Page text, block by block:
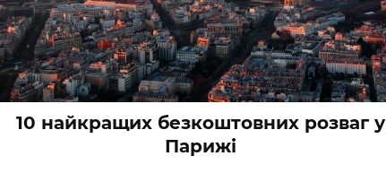
10 найкращих безкоштовних розваг у
Парижі